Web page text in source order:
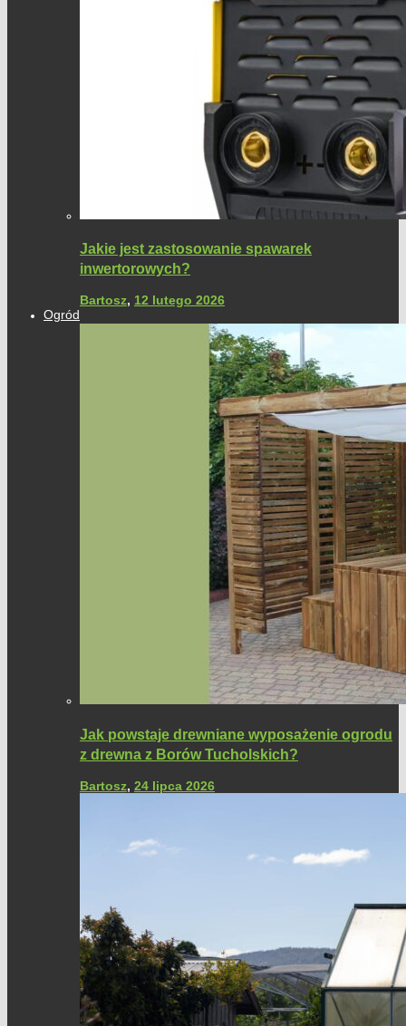
Jakie jest zastosowanie spawarek
inwertorowych?
Bartosz, 12 lutego 2026
Ogród
Jak powstaje drewniane wyposażenie ogrodu
z drewna z Borów Tucholskich?
Bartosz, 24 lipca 2026